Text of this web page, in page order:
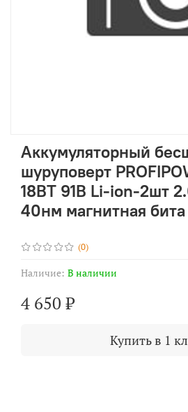
(0)
Наличие: В наличии
Аккумуляторный
шуруповерт
18BT 91B Li-ion-2шт
40нм магнитная
4 650 ₽
Купить в 1